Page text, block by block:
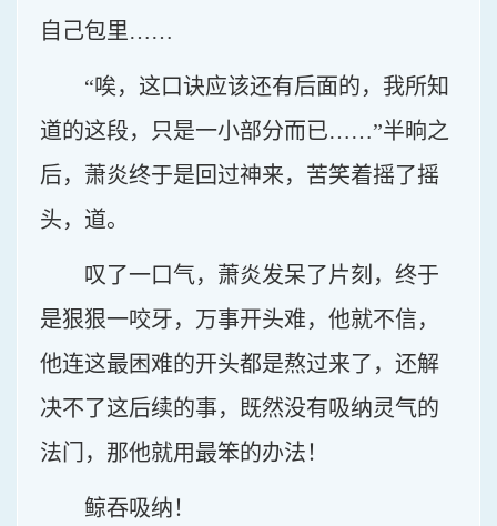
自己包里……
“唉，这口诀应该还有后面的，我所知
道的这段，只是一小部分而已……”半晌之
后，萧炎终于是回过神来，苦笑着摇了摇
头，道。
叹了一口气，萧炎发呆了片刻，终于
是狠狠一咬牙，万事开头难，他就不信，
他连这最困难的开头都是熬过来了，还解
决不了这后续的事，既然没有吸纳灵气的
法门，那他就用最笨的办法！
鲸吞吸纳！